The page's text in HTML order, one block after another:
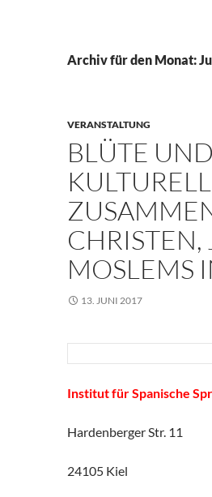
Archiv für den Monat:
VERANSTALTUNG
BLÜTE
MOSLEMS
13. JUNI 2017
Institut für Spanische
Hardenberger Str. 11
24105 Kiel